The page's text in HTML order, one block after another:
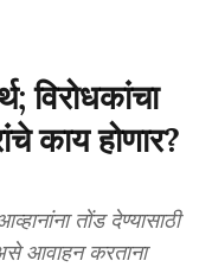
विरोधकांचा
काय होणार?
तोंड देण्यासाठी
आवाहन करताना